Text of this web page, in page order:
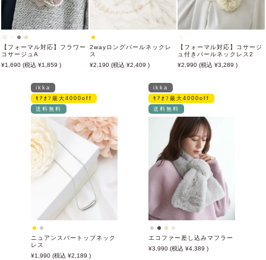
【フォーマル対応】フラワー
コサージュA
1,690
1,859
2wayロングパールネックレ
ス
2,190
2,409
【フォーマル対応】コサージ
ュ付きパールネックレス2
2,990
3,289
ikka
ﾓｱｵﾌ最大4000off
送料無料
ニュアンスバートップネック
レス
1,990
2,189
ikka
ﾓｱｵﾌ最大4000off
送料無料
エコファー差し込みマフラー
3,990
4,389